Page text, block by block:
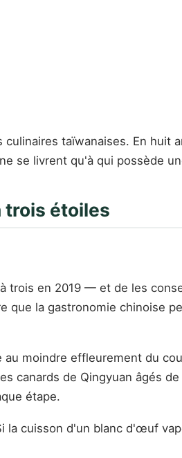
taïwanaises. En huit
se livrent qu'à qui possède
trois étoiles
trois en 2019 — et de les
la gastronomie chinoise
moindre effleurement du
canards de Qingyuan âgés
étape.
la cuisson d'un blanc d'œuf